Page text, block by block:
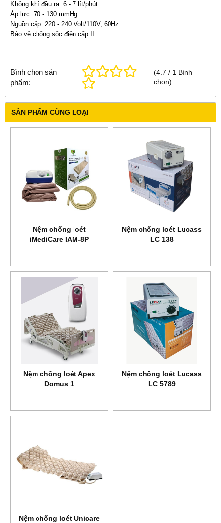
Không khí đầu ra: 6 - 7 lít/phút
Áp lực: 70 - 130 mmHg
Nguồn cấp: 220 - 240 Volt/110V, 60Hz
Bảo vệ chống sốc điện cấp II
Bình chọn sản
phẩm:
(4.7 / 1 Bình
chọn)
SẢN PHẨM CÙNG LOẠI
Nệm chống loét
iMediCare IAM-8P
Nệm chống loét Lucass
LC 138
Nệm chống loét Apex
Domus 1
Nệm chống loét Lucass
LC 5789
Nệm chống loét Unicare